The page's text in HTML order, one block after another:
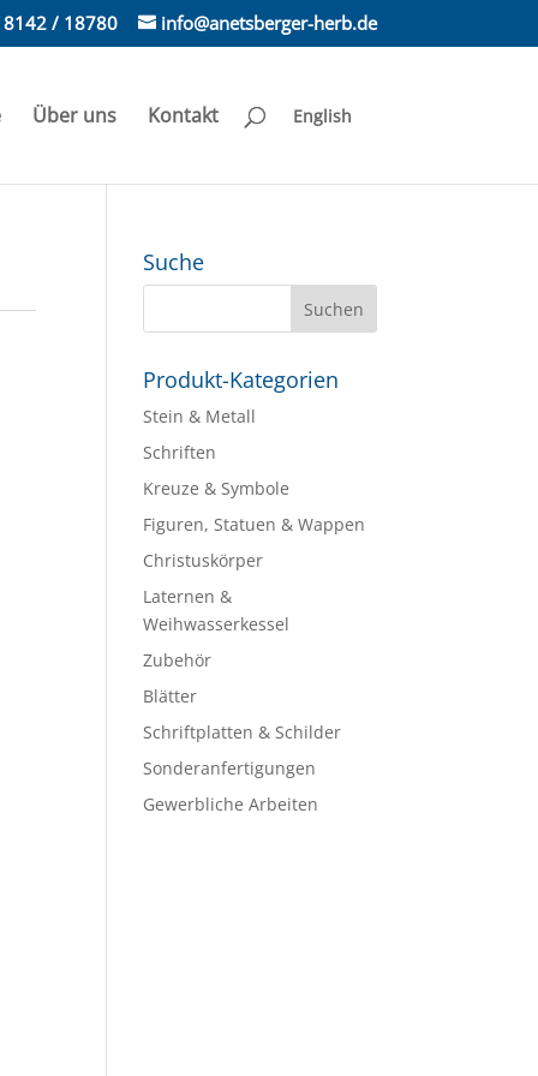
8142 / 18780 info@anetsberger-herb.de
Über uns Kontakt English
Suche
Produkt-Kategorien
Stein & Metall
Schriften
Kreuze & Symbole
Figuren, Statuen & Wappen
Christuskörper
Laternen &
Weihwasserkessel
Zubehör
Blätter
Schriftplatten & Schilder
Sonderanfertigungen
Gewerbliche Arbeiten